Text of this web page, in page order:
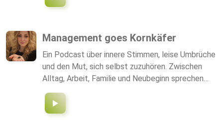
Management goes Kornkäfer
Ein Podcast über innere Stimmen, leise Umbrüche
und den Mut, sich selbst zuzuhören. Zwischen
Alltag, Arbeit, Familie und Neubeginn sprechen
hier sieben Facetten – mal laut, mal leise. Und
irgendwo dazwischen meldet sich der Kornkäfer
und erinnert daran, dass Wachstum Zeit braucht.